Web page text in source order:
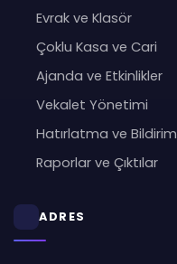
Evrak ve Klasör
Çoklu Kasa ve Cari
Ajanda ve Etkinlikler
Vekalet Yönetimi
Hatırlatma ve Bildirim
Raporlar ve Çıktılar
ADRES